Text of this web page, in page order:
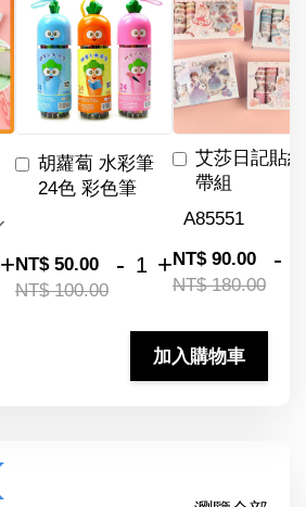
+
胡蘿蔔 水彩筆
24色 彩色筆
NT$ 50.00
NT$ 100.00
- +
艾莎日記貼
帶組
NT$ 90.00
NT$ 180.00
-
加入購物車